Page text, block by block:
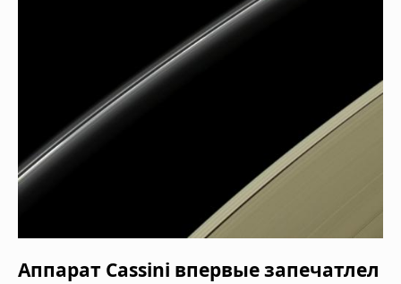
Аппарат Cassini впервые запечатлел